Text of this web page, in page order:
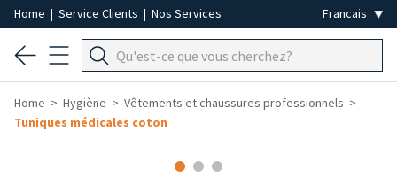
Home | Service Clients | Nos Services
Home Hygiène
Vêtements et chaussures professionnels
Tuniques médicales coton